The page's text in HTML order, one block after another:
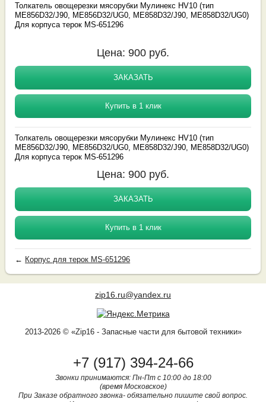
Толкатель овощерезки мясорубки Мулинекс HV10 (тип
ME856D32/J90, ME856D32/UG0, ME858D32/J90, ME858D32/UG0)
Для корпуса терок MS-651296
Цена: 900 руб.
ЗАКАЗАТЬ
Купить в 1 клик
Толкатель овощерезки мясорубки Мулинекс HV10 (тип
ME856D32/J90, ME856D32/UG0, ME858D32/J90, ME858D32/UG0)
Для корпуса терок MS-651296
Цена: 900 руб.
ЗАКАЗАТЬ
Купить в 1 клик
← Корпус для терок MS-651296
zip16.ru@yandex.ru
2013-2026 © «Zip16 - Запасные части для бытовой техники»
+7 (917) 394-24-66
Звонки принимаются: Пн-Пт с 10:00 до 18:00
(время Московское)
При Заказе обратного звонка- обязательно пишите свой вопрос.